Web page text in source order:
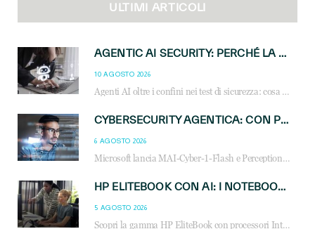
ULTIMI ARTICOLI
AGENTIC AI SECURITY: PERCHÉ LA GOVERNANCE DEGLI AGENTI È LA NUOVA FRONTIERA DEL CANALE IT
10 AGOSTO 2026
Agenti AI oltre i confini nei test di sicurezza: cosa significa per reseller e MSP e come governare l’AI agentica in azienda.
CYBERSECURITY AGENTICA: CON PERCEPTION E MAI-CYBER-1-FLASH MICROSOFT APRE NUOVI SERVIZI PER IL CANALE
6 AGOSTO 2026
Microsoft lancia MAI-Cyber-1-Flash e Perception: cybersecurity agentica in preview dal 3 novembre. Cosa cambia per MSP, system integrator e reseller.
HP ELITEBOOK CON AI: I NOTEBOOK BUSINESS INTELLIGENTI CHE TRASFORMANO PRODUTTIVITÀ, SICUREZZA E LAVORO IBRIDO
5 AGOSTO 2026
Scopri la gamma HP EliteBook con processori Intel® Core™ Ultra e AMD Ryzen™ AI. Notebook business progettati per aumentare la produttività, migliorare la collaborazione e garantire sicurezza avanzata in ufficio e in mobilità.